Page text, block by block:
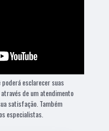
esclarecer suas
de um atendimento
satisfação. Também
especialistas.